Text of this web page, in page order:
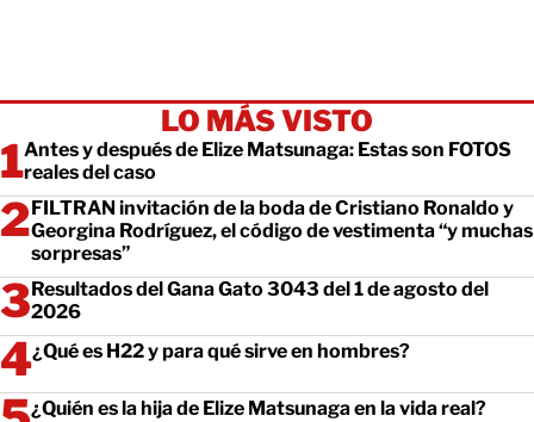
LO MÁS VISTO
Antes y después de Elize Matsunaga: Estas son FOTOS
reales del caso
FILTRAN invitación de la boda de Cristiano Ronaldo y
Georgina Rodríguez, el código de vestimenta “y muchas
sorpresas”
Resultados del Gana Gato 3043 del 1 de agosto del
2026
¿Qué es H22 y para qué sirve en hombres?
¿Quién es la hija de Elize Matsunaga en la vida real?